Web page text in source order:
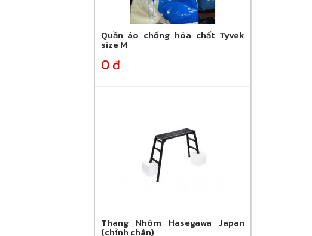
Quần áo chống hóa chất Tyvek
size M
0 đ
Thang Nhôm Hasegawa Japan
(chỉnh chân)